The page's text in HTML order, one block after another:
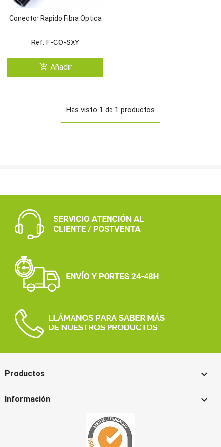
Conector Rapido Fibra Optica
Ref: F-CO-SXY
add_shopping_cart Añadir
Has visto 1 de 1 productos
Productos 
Información 